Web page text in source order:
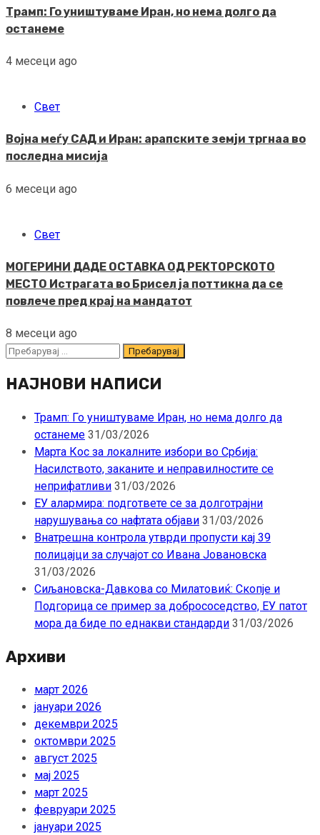
Трамп: Го уништуваме Иран, но нема долго да
останеме
4 месеци ago
Свет
Војна меѓу САД и Иран: арапските земји тргнаа во
последна мисија
6 месеци ago
Свет
МОГЕРИНИ ДАДЕ ОСТАВКА ОД РЕКТОРСКОТО
МЕСТО Истрагата во Брисел ја поттикна да се
повлече пред крај на мандатот
8 месеци ago
Пребарувај
НАЈНОВИ НАПИСИ
Трамп: Го уништуваме Иран, но нема долго да
останеме 31/03/2026
Марта Кос за локалните избори во Србија:
Насилството, заканите и неправилностите се
неприфатливи 31/03/2026
ЕУ алармира: подгответе се за долготрајни
нарушувања со нафтата објави 31/03/2026
Внатрешна контрола утврди пропусти кај 39
полицајци за случајот со Ивана Јовановска
31/03/2026
Сиљановска-Давкова со Милатовиќ: Скопје и
Подгорица се пример за добрососедство, ЕУ патот
мора да биде по еднакви стандарди 31/03/2026
Архиви
март 2026
јануари 2026
декември 2025
октомври 2025
август 2025
мај 2025
март 2025
февруари 2025
јануари 2025